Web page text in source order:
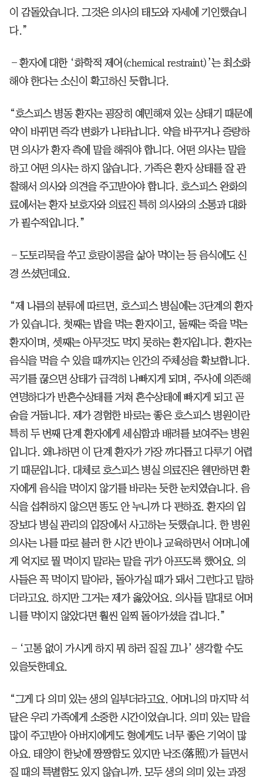
이 감돌았습니다. 그것은 의사의 태도와 자세에 기인했습니
다.”
―환자에 대한 ‘화학적 제어(chemical restraint)’는 최소화
해야 한다는 소신이 확고하신 듯합니다.
“호스피스 병동 환자는 굉장히 예민해져 있는 상태기 때문에
약이 바뀌면 즉각 변화가 나타납니다. 약을 바꾸거나 증량하
면 의사가 환자 측에 말을 해줘야 합니다. 어떤 의사는 말을
하고 어떤 의사는 하지 않습니다. 가족은 환자 상태를 잘 관
찰해서 의사와 의견을 주고받아야 합니다. 호스피스 완화의
료에서는 환자 보호자와 의료진 특히 의사와의 소통과 대화
가 필수적입니다.”
―도토리묵을 쑤고 호랑이콩을 삶아 먹이는 등 음식에도 신
경 쓰셨던데요.
“제 나름의 분류에 따르면, 호스피스 병실에는 3단계의 환자
가 있습니다. 첫째는 밥을 먹는 환자이고, 둘째는 죽을 먹는
환자이며, 셋째는 아무것도 먹지 못하는 환자입니다. 환자는
음식을 먹을 수 있을 때까지는 인간의 주체성을 확보합니다.
곡기를 끊으면 상태가 급격히 나빠지게 되며, 주사에 의존해
연명하다가 반혼수상태를 거쳐 혼수상태에 빠지게 되고 곧
숨을 거둡니다. 제가 경험한 바로는 좋은 호스피스 병원이란
특히 두 번째 단계 환자에게 세심함과 배려를 보여주는 병원
입니다. 왜냐하면 이 단계 환자가 가장 까다롭고 다루기 어렵
기 때문입니다. 대체로 호스피스 병실 의료진은 웬만하면 환
자에게 음식을 먹이지 않기를 바라는 듯한 눈치였습니다. 음
식을 섭취하지 않으면 똥도 안 누니까 다 편하죠. 환자의 입
장보다 병실 관리의 입장에서 사고하는 듯했습니다. 한 병원
의사는 나를 따로 불러 한 시간 반이나 교육하면서 어머니에
게 억지로 뭘 먹이지 말라는 말을 귀가 아프도록 했어요. 의
사들은 꼭 먹이지 말아라, 돌아가실 때가 돼서 그런다고 말하
더라고요. 하지만 그거는 제가 옳았어요. 의사들 말대로 어머
니를 먹이지 않았다면 훨씬 일찍 돌아가셨을 겁니다.”
―‘고통 없이 가시게 하지 뭐 하러 질질 끄나’ 생각할 수도
있을듯한데요.
“그게 다 의미 있는 생의 일부더라고요. 어머니의 마지막 석
달은 우리 가족에게 소중한 시간이었습니다. 의미 있는 말을
많이 주고받아 아버지에게도 형에게도 너무 좋은 기억이 많
아요. 태양이 한낮에 짱짱함도 있지만 낙조(落照)가 들면서
질 때의 특별함도 있지 않습니까. 모두 생의 의미 있는 과정